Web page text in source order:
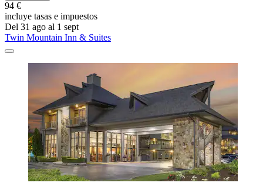
94 €
incluye tasas e impuestos
Del 31 ago al 1 sept
Twin Mountain Inn & Suites